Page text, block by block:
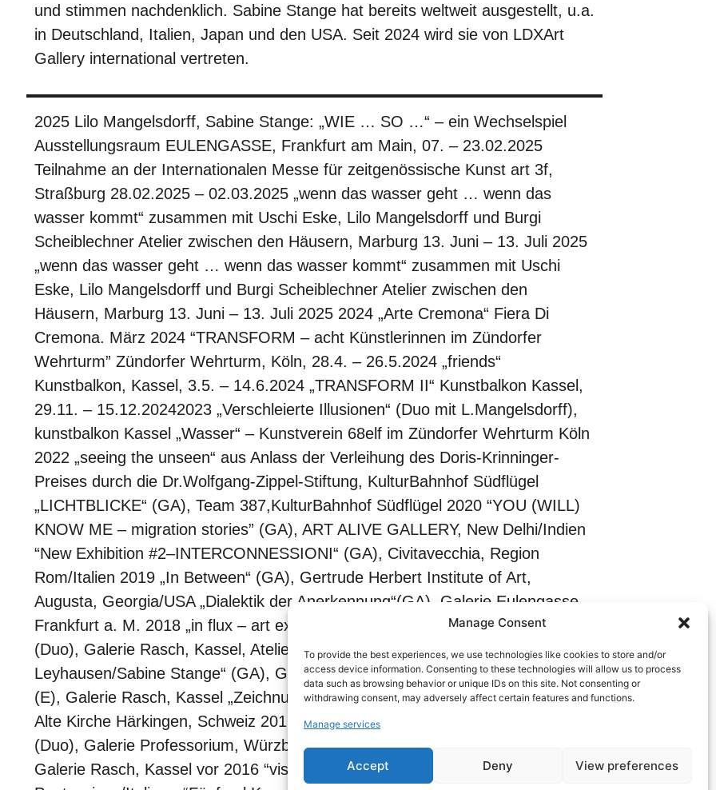
Manage Consent
To provide the best experiences, we use technologies like cookies to store and/or
access device information. Consenting to these technologies will allow us to process
data such as browsing behavior or unique IDs on this site. Not consenting or
withdrawing consent, may adversely affect certain features and functions.
Manage services
Accept Deny View preferences
und stimmen nachdenklich. Sabine Stange hat bereits weltweit ausgestellt, u.a.
in Deutschland, Italien, Japan und den USA. Seit 2024 wird sie von LDXArt
Gallery international vertreten.
2025 Lilo Mangelsdorff, Sabine Stange: „WIE … SO …“ – ein Wechselspiel
Ausstellungsraum EULENGASSE, Frankfurt am Main, 07. – 23.02.2025
Teilnahme an der Internationalen Messe für zeitgenössische Kunst art 3f,
Straßburg 28.02.2025 – 02.03.2025 „wenn das wasser geht … wenn das
wasser kommt“ zusammen mit Uschi Eske, Lilo Mangelsdorff und Burgi
Scheiblechner Atelier zwischen den Häusern, Marburg 13. Juni – 13. Juli 2025
„wenn das wasser geht … wenn das wasser kommt“ zusammen mit Uschi
Eske, Lilo Mangelsdorff und Burgi Scheiblechner Atelier zwischen den
Häusern, Marburg 13. Juni – 13. Juli 2025 2024 „Arte Cremona“ Fiera Di
Cremona. März 2024 “TRANSFORM – acht Künstlerinnen im Zündorfer
Wehrturm” Zündorfer Wehrturm, Köln, 28.4. – 26.5.2024 „friends“
Kunstbalkon, Kassel, 3.5. – 14.6.2024 „TRANSFORM II“ Kunstbalkon Kassel,
29.11. – 15.12.20242023 „Verschleierte Illusionen“ (Duo mit L.Mangelsdorff),
kunstbalkon Kassel „Wasser“ – Kunstverein 68elf im Zündorfer Wehrturm Köln
2022 „seeing the unseen“ aus Anlass der Verleihung des Doris-Krinninger-
Preises durch die Dr.Wolfgang-Zippel-Stiftung, KulturBahnhof Südflügel
„LICHTBLICKE“ (GA), Team 387,KulturBahnhof Südflügel 2020 “YOU (WILL)
KNOW ME – migration stories” (GA), ART ALIVE GALLERY, New Delhi/Indien
“New Exhibition #2–INTERCONNESSIONI“ (GA), Civitavecchia, Region
Rom/Italien 2019 „In Between“ (GA), Gertrude Herbert Institute of Art,
Augusta, Georgia/USA „Dialektik der Anerkennung“(GA), Galerie Eulengasse,
Frankfurt a. M. 2018 „in flux – art exchange between Kassel and Los Angeles“
(Duo), Galerie Rasch, Kassel, Atelier Mills, LA „Adele Mills/Karl
Leyhausen/Sabine Stange“ (GA), Galerie Rasch, Kassel 2017 „Licht – Bilder“
(E), Galerie Rasch, Kassel „Zeichnung – Skulptur – Malerei – Fotografie“ (GA),
Alte Kirche Härkingen, Schweiz 2016 „das innen aussen – das aussen innen“
(Duo), Galerie Professorium, Würzburg „STANGE – APEL – KADILLARI“ (GA),
Galerie Rasch, Kassel vor 2016 “visualizzazione” (Duo), Galleria Barbagianna,